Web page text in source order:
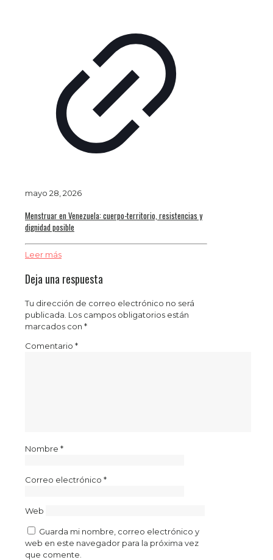
mayo 28, 2026
Menstruar en Venezuela: cuerpo-territorio, resistencias y
dignidad posible
Leer más
Deja una respuesta
Tu dirección de correo electrónico no será
publicada. Los campos obligatorios están
marcados con *
Comentario *
Nombre *
Correo electrónico *
Web
Guarda mi nombre, correo electrónico y
web en este navegador para la próxima vez
que comente.